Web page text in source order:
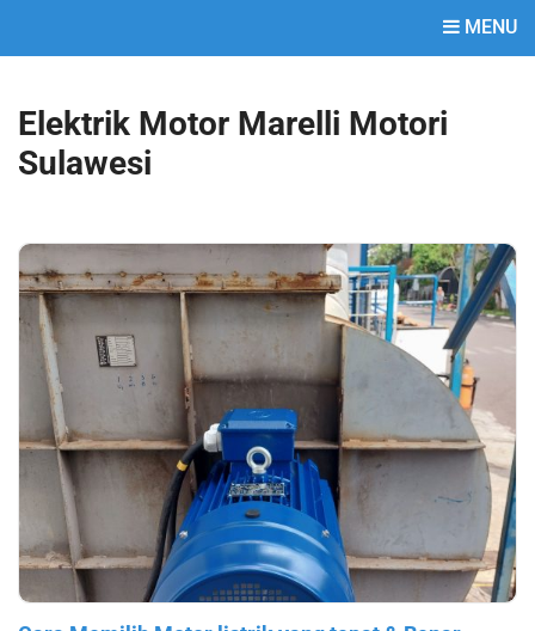
MENU
Elektrik Motor Marelli Motori
Sulawesi